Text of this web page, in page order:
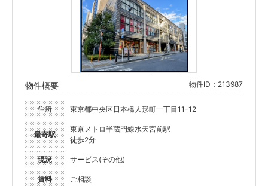
物件概要 物件ID：213987
住所 東京都中央区日本橋人形町一丁目11-12
最寄駅
東京メトロ半蔵門線水天宮前駅
徒歩2分
現況 サービス(その他)
賃料 ご相談